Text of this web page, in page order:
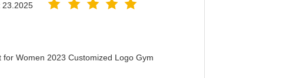
23.2025
Women 2023 Customized Logo Gym